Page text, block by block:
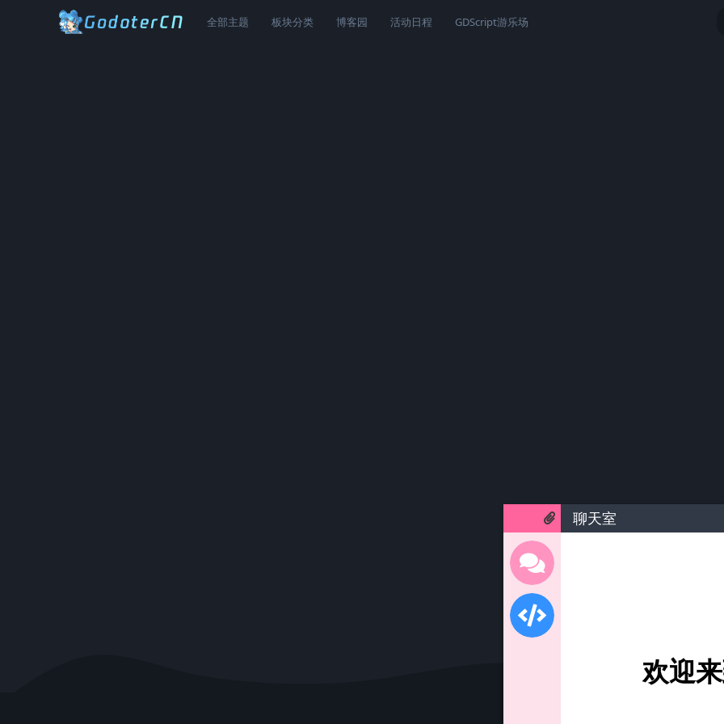
全部主题 板块分类 博客园 活动日程 GDScript游乐场
聊天室
欢迎